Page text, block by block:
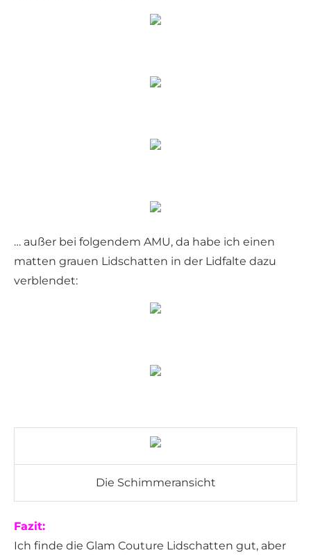
… außer bei folgendem AMU, da habe ich einen
matten grauen Lidschatten in der Lidfalte dazu
verblendet:
Die Schimmeransicht
Fazit:
Ich finde die Glam Couture Lidschatten gut, aber